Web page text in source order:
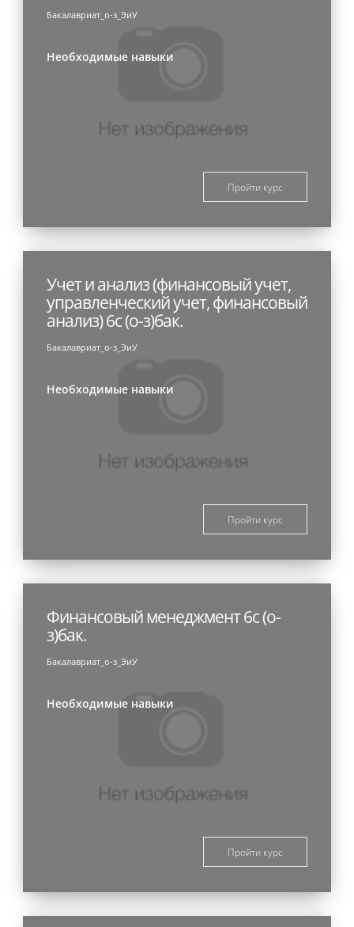
Бакалавриат_о-з_ЭиУ
Необходимые навыки
Пройти курс
Учет и анализ (финансовый учет,
управленческий учет, финансовый
анализ) 6с (о-з)бак.
Бакалавриат_о-з_ЭиУ
Необходимые навыки
Пройти курс
Финансовый менеджмент 6с (о-
з)бак.
Бакалавриат_о-з_ЭиУ
Необходимые навыки
Пройти курс